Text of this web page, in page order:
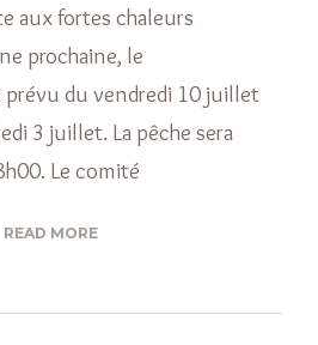
aux fortes chaleurs
prochaine, le
du vendredi 10 juillet
3 juillet. La pêche sera
Le comité
READ MORE